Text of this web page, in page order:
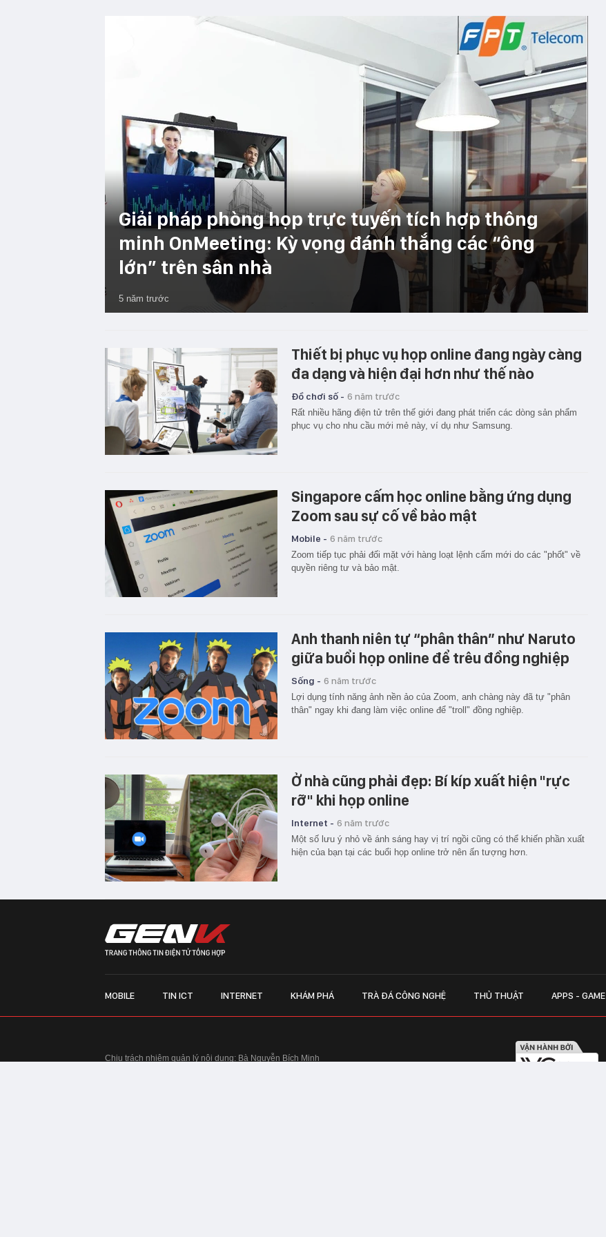
Giải pháp phòng họp trực tuyến tích hợp thông
minh OnMeeting: Kỳ vọng đánh thắng các “ông
lớn” trên sân nhà
5 năm trước
Thiết bị phục vụ họp online đang ngày càng
đa dạng và hiện đại hơn như thế nào
Đồ chơi số - 6 năm trước
Rất nhiều hãng điện tử trên thế giới đang phát triển các dòng sản phẩm
phục vụ cho nhu cầu mới mẻ này, ví dụ như Samsung.
Singapore cấm học online bằng ứng dụng
Zoom sau sự cố về bảo mật
Mobile - 6 năm trước
Zoom tiếp tục phải đối mặt với hàng loạt lệnh cấm mới do các "phốt" về
quyền riêng tư và bảo mật.
Anh thanh niên tự “phân thân” như Naruto
giữa buổi họp online để trêu đồng nghiệp
Sống - 6 năm trước
Lợi dụng tính năng ảnh nền ảo của Zoom, anh chàng này đã tự "phân
thân" ngay khi đang làm việc online để "troll" đồng nghiệp.
Ở nhà cũng phải đẹp: Bí kíp xuất hiện "rực
rỡ" khi họp online
Internet - 6 năm trước
Một số lưu ý nhỏ về ánh sáng hay vị trí ngồi cũng có thể khiến phần xuất
hiện của bạn tại các buổi họp online trở nên ấn tượng hơn.
MOBILE TIN ICT INTERNET KHÁM PHÁ TRÀ ĐÁ CÔNG NGHỆ THỦ THUẬT APPS - GAME
Chịu trách nhiệm quản lý nội dung: Bà Nguyễn Bích Minh